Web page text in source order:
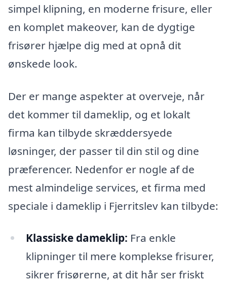
simpel klipning, en moderne frisure, eller
en komplet makeover, kan de dygtige
frisører hjælpe dig med at opnå dit
ønskede look.
Der er mange aspekter at overveje, når
det kommer til dameklip, og et lokalt
firma kan tilbyde skræddersyede
løsninger, der passer til din stil og dine
præferencer. Nedenfor er nogle af de
mest almindelige services, et firma med
speciale i dameklip i Fjerritslev kan tilbyde:
Klassiske dameklip: Fra enkle
klipninger til mere komplekse frisurer,
sikrer frisørerne, at dit hår ser friskt